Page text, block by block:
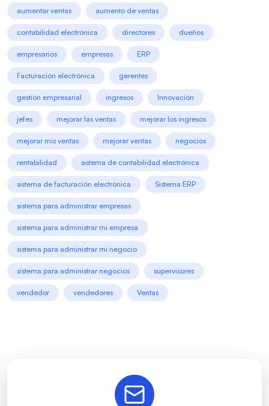
aumentar ventas aumento de ventas
contabilidad electrónica directores dueños
empresarios empresas ERP
Facturación electrónica gerentes
gestión empresarial ingresos Innovación
jefes mejorar las ventas mejorar los ingresos
mejorar mis ventas mejorar ventas negocios
rentabilidad sistema de contabilidad electrónica
sistema de facturación electrónica Sistema ERP
sistema para administrar empresas
sistema para administrar mi empresa
sistema para administrar mi negocio
sistema para administrar negocios supervisores
vendedor vendedores Ventas